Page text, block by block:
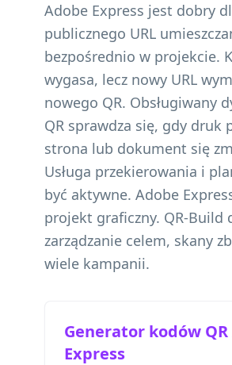
Adobe Express jest dobry
publicznego URL
bezpośrednio w projekcie.
wygasa, lecz nowy URL
nowego QR. Obsługiwany
QR sprawdza się, gdy druk
strona lub dokument się
Usługa przekierowania i
być aktywne. Adobe
projekt graficzny. QR-Build
zarządzanie celem, skany
wiele kampanii.
Generator kodów
Express